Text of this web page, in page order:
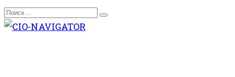
Перейти
к
Search
for: